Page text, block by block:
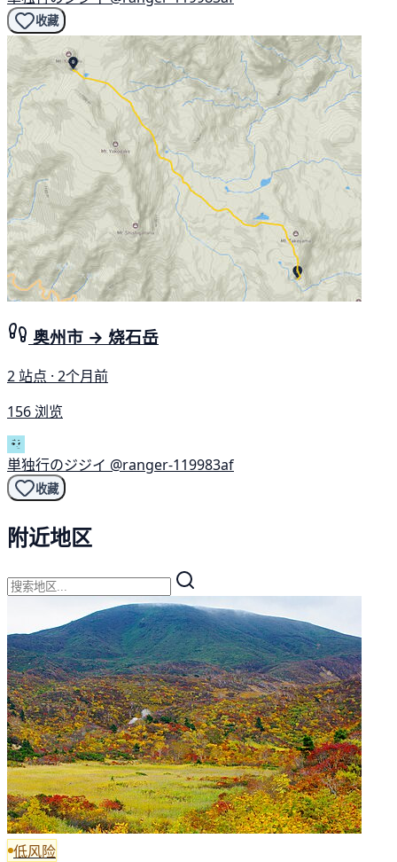
收藏
奥州市 → 烧石岳
2 站点 · 2个月前
156 浏览
単独行のジジイ @ranger-119983af
收藏
附近地区
低风险